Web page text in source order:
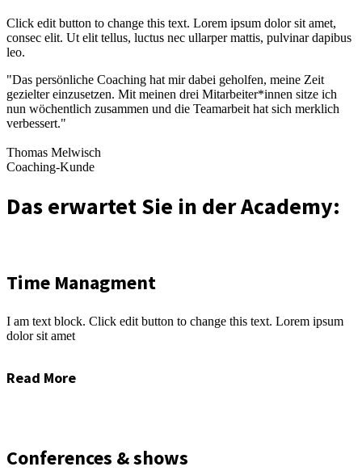
Click edit button to change this text. Lorem ipsum dolor sit amet,
consec elit. Ut elit tellus, luctus nec ullarper mattis, pulvinar dapibus
leo.
"Das persönliche Coaching hat mir dabei geholfen, meine Zeit
gezielter einzusetzen. Mit meinen drei Mitarbeiter*innen sitze ich
nun wöchentlich zusammen und die Teamarbeit hat sich merklich
verbessert."
Thomas Melwisch
Coaching-Kunde
Das erwartet Sie in der Academy:
Time Managment
I am text block. Click edit button to change this text. Lorem ipsum
dolor sit amet
Read More
Conferences & shows